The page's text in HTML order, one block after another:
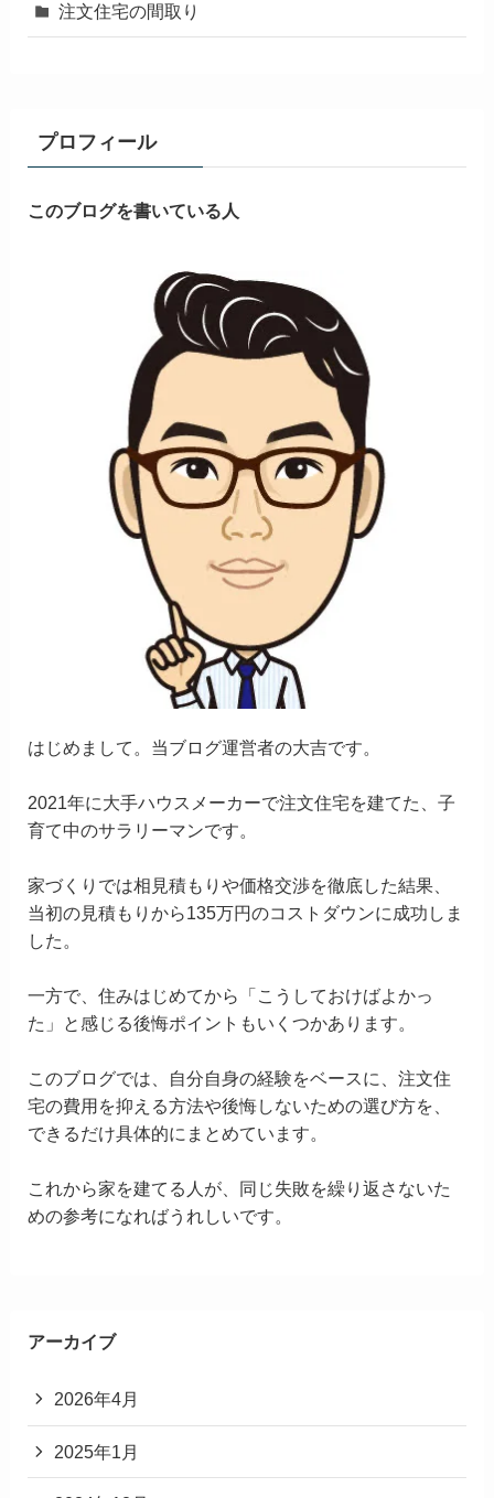
注文住宅の間取り
プロフィール
このブログを書いている人
はじめまして。当ブログ運営者の大吉です。
2021年に大手ハウスメーカーで注文住宅を建てた、子
育て中のサラリーマンです。
家づくりでは相見積もりや価格交渉を徹底した結果、
当初の見積もりから135万円のコストダウンに成功しま
した。
一方で、住みはじめてから「こうしておけばよかっ
た」と感じる後悔ポイントもいくつかあります。
このブログでは、自分自身の経験をベースに、注文住
宅の費用を抑える方法や後悔しないための選び方を、
できるだけ具体的にまとめています。
これから家を建てる人が、同じ失敗を繰り返さないた
めの参考になればうれしいです。
アーカイブ
2026年4月
2025年1月